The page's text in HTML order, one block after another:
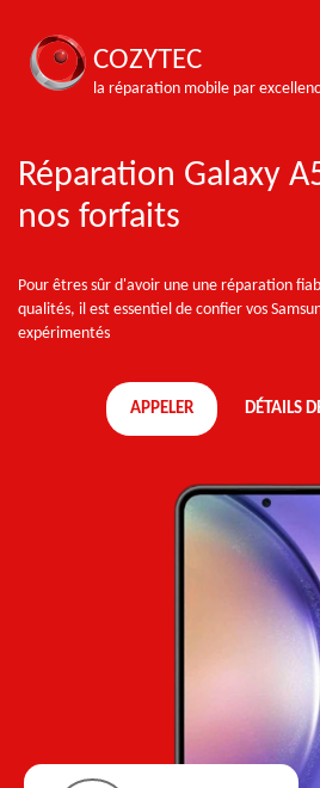
COZYTEC
la réparation mobile par
Réparation Galaxy
nos forfaits
Pour êtres sûr d'avoir une une réparation
qualités, il est essentiel de confier vos
expérimentés
APPELER DÉTAILS